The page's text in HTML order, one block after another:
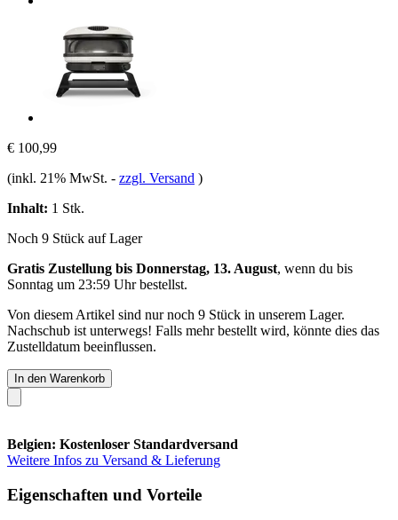
€ 100,99
(inkl. 21% MwSt. - zzgl. Versand )
Inhalt: 1 Stk.
Noch 9 Stück auf Lager
Gratis Zustellung bis Donnerstag, 13. August, wenn du bis
Sonntag um 23:59 Uhrbestellst.
Von diesem Artikel sind nur noch 9 Stück in unserem Lager.
Nachschub ist unterwegs! Falls mehr bestellt wird, könnte dies das
Zustelldatum beeinflussen.
In den Warenkorb
Belgien: Kostenloser Standardversand
Weitere Infos zu Versand & Lieferung
Eigenschaften und Vorteile